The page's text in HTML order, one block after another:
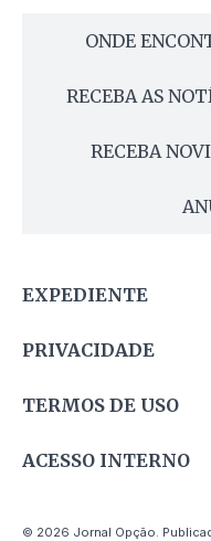
ONDE
RECEBA AS
RECEBA
EXPEDIENTE
PRIVACIDADE
TERMOS DE USO
ACESSO INTERNO
© 2026 Jornal Opção.